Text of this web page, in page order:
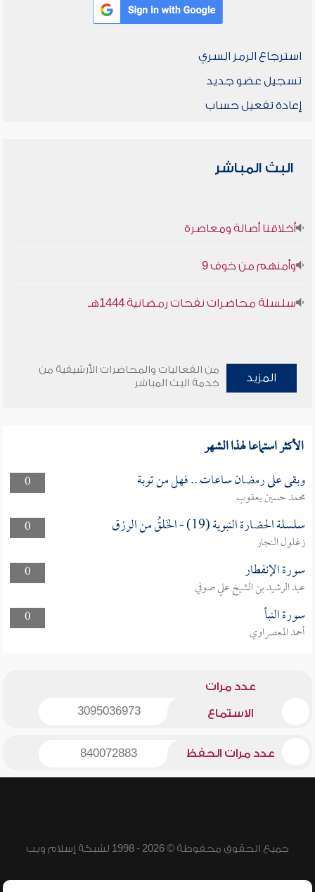
استرجاع الرمز السري
تسجيل عضو جديد
إعادة تفعيل حساب
البث المباشر
أخلاقنا أصالة ومعاصرة
وأمنهم من خوف 9
سلسلة محاضرات نفحات رمضانية 1444هـ
المزيد
من الفعاليات والمحاضرات الأرشيفية من
خدمة البث المباشر
الأكثر استماعا لهذا الشهر
0 وبقى على رمضان ساعات .. فهل من توبة
محمد حسين يعقوب
0
سلسلة الحضارة النبوية (19) - الخَلقُ من الرزق
زغلول النجار
0
سورة الإنفطار
عبد الرشيد بن الشيخ علي صوفي
0
سورة النبأ
أحمد المعصراوي
عدد مرات
الاستماع 3095036973
عدد مرات الحفظ 840072883
جميع الحقوق محفوظة © 2026 - 1998 لشبكة إسلام ويب